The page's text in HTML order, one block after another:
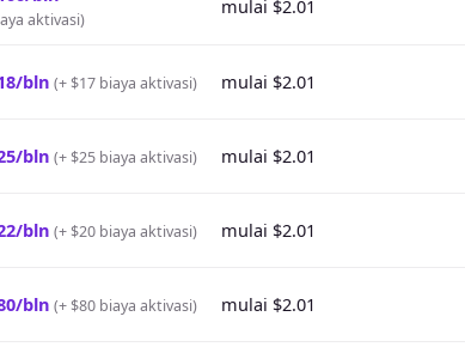
aktivasi)
mulai $2.01
bln (+ $17 biaya aktivasi) mulai $2.01
bln (+ $25 biaya aktivasi) mulai $2.01
bln (+ $20 biaya aktivasi) mulai $2.01
bln (+ $80 biaya aktivasi) mulai $2.01